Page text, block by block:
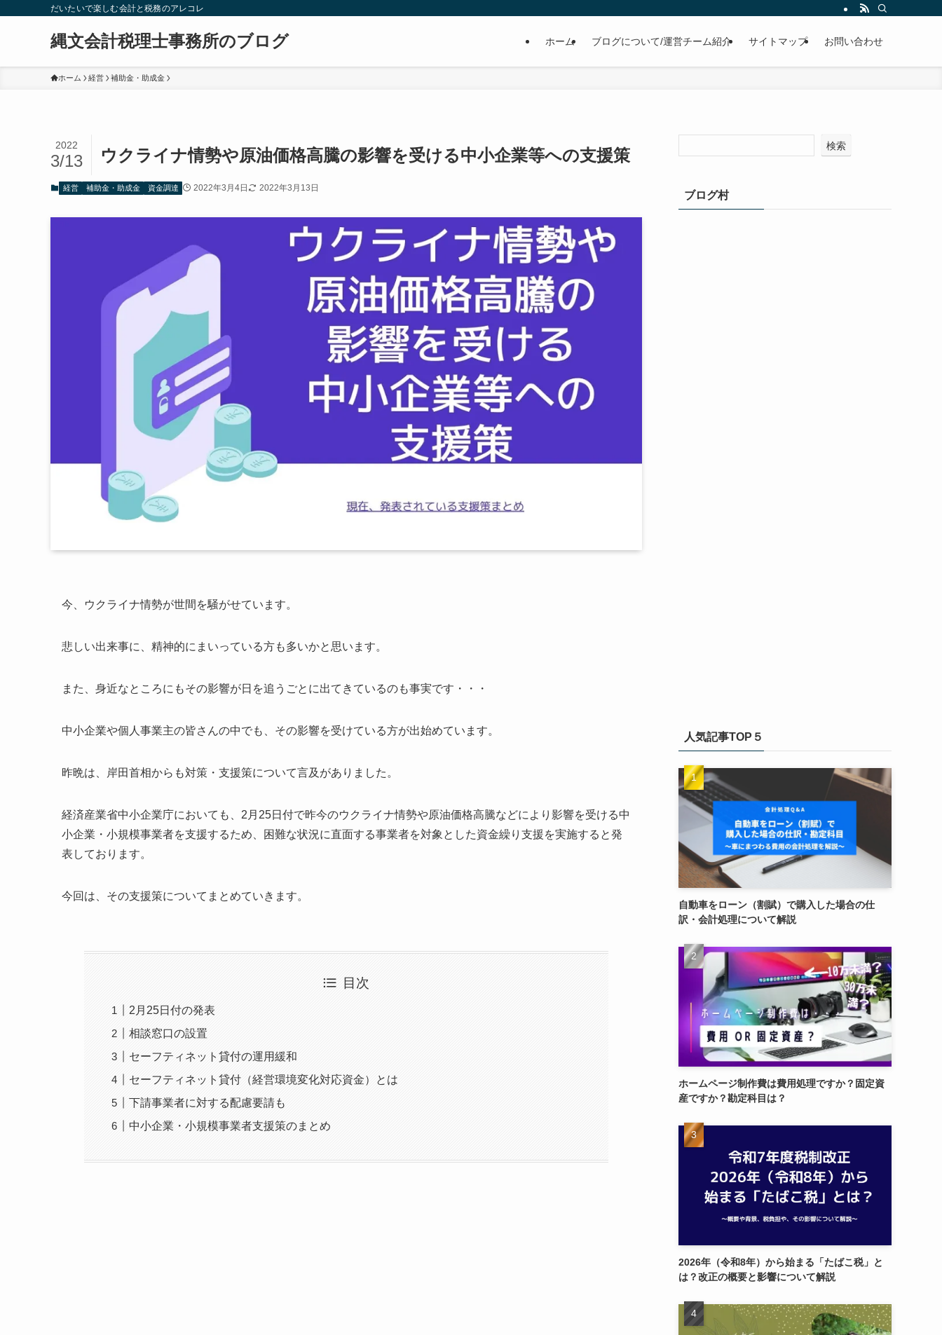
だいたいで楽しむ会計と税務のアレコレ
縄文会計税理士事務所のブログ ホーム ブログについて/運営チーム紹介 サイトマップ お問い合わせ
ホーム 経営 補助金・助成金
ウクライナ情勢や原油価格高騰の影響を受ける中小企業等への支援策
2022
3/13
経営 補助金・助成金 資金調達 2022年3月4日 2022年3月13日
今、ウクライナ情勢が世間を騒がせています。
悲しい出来事に、精神的にまいっている方も多いかと思います。
また、身近なところにもその影響が日を追うごとに出てきているのも事実です・・・
中小企業や個人事業主の皆さんの中でも、その影響を受けている方が出始めています。
昨晩は、岸田首相からも対策・支援策について言及がありました。
経済産業省中小企業庁においても、2月25日付で昨今のウクライナ情勢や原油価格高騰などにより影響を受ける中
小企業・小規模事業者を支援するため、困難な状況に直面する事業者を対象とした資金繰り支援を実施すると発
表しております。
今回は、その支援策についてまとめていきます。
目次
2月25日付の発表
相談窓口の設置
セーフティネット貸付の運用緩和
セーフティネット貸付（経営環境変化対応資金）とは
下請事業者に対する配慮要請も
中小企業・小規模事業者支援策のまとめ
検索
ブログ村
人気記事TOP５
自動車をローン（割賦）で購入した場合の仕
訳・会計処理について解説
ホームページ制作費は費用処理ですか？固定資
産ですか？勘定科目は？
2026年（令和8年）から始まる「たばこ税」と
は？改正の概要と影響について解説